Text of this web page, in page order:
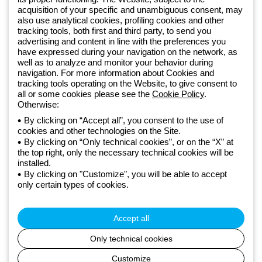
Od 2025 roku firma Beghelli jest częścią Grupy GEWISS, działając w
ramach ekosystemu GEWISS LightZone, w którym tworzymy
zintegrowane rozwiązania oświetleniowe, przekształcające
złożoność w prostotę oraz wspierające profesjonalistów i
użytkowników w realizacji ich potrzeb.Dowiedz się więcej o GEWISS
Polityka prywatności
Polityka cookies
Ogólne warunki sprzedaży
Wszystkie dokumenty
Deklaracja dostępności
Realizacja strony
to the direction and coordination of Gewiss S.p.A. - P.IVA (IT)
00666341201 - Registered in the Register of Companies of
Bologna. Fully paid-up capital: 10,000,000 Euro
acquisition of your specific and unambiguous consent, may
also use analytical cookies, profiling cookies and other
tracking tools, both first and third party, to send you
advertising and content in line with the preferences you
have expressed during your navigation on the network, as
well as to analyze and monitor your behavior during
navigation. For more information about Cookies and
tracking tools operating on the Website, to give consent to
all or some cookies please see the Cookie Policy.
Otherwise:
By clicking on “Accept all”, you consent to the use of
cookies and other technologies on the Site.
By clicking on “Only technical cookies”, or on the “X” at
the top right, only the necessary technical cookies will be
installed.
By clicking on "Customize", you will be able to accept
only certain types of cookies.
Accept all
Only technical cookies
Customize